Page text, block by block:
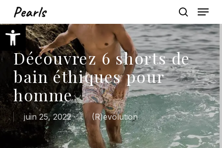
Ouvrir la barre d’outils
main
content
search
Menu
Découvrez 6 shorts de
bain éthiques pour
homme
juin 25, 2022 (R)evolution